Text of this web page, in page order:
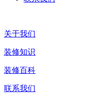
关于我们
装修知识
装修百科
联系我们